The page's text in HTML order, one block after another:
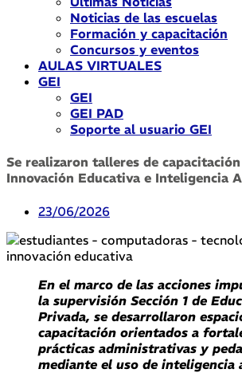
Noticias de las escuelas
Formación y capacitación
Concursos y eventos
AULAS VIRTUALES
GEI
GEI
GEI PAD
Soporte al usuario GEI
Se realizaron talleres de
Innovación Educativa e Inteligencia
23/06/2026
En el marco de las acciones
la supervisión Sección 1 de
Privada, se desarrollaron
capacitación orientados a
prácticas administrativas y
mediante el uso de inteligencia